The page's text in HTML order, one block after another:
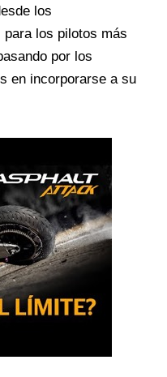
los
los pilotos más
por los
en incorporarse a su